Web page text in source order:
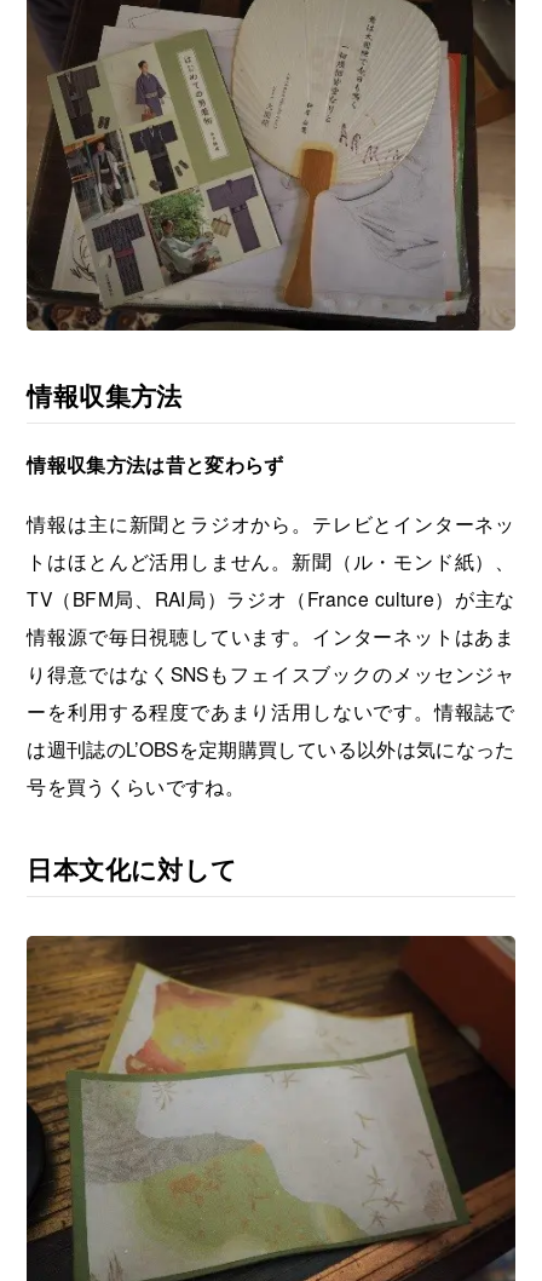
情報収集方法
情報収集方法は昔と変わらず
情報は主に新聞とラジオから。テレビとインターネッ
トはほとんど活用しません。新聞（ル・モンド紙）、
TV（BFM局、RAI局）ラジオ（France culture）が主な
情報源で毎日視聴しています。インターネットはあま
り得意ではなくSNSもフェイスブックのメッセンジャ
ーを利用する程度であまり活用しないです。情報誌で
は週刊誌のL’OBSを定期購買している以外は気になった
号を買うくらいですね。
日本文化に対して